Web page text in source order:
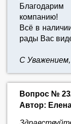
компанию!
Всё в
рады Вас
С
Вопрос №
Автор: